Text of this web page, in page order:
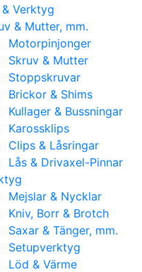
Verktyg
& Mutter, mm.
Motorpinjonger
Skruv & Mutter
Stoppskruvar
Brickor & Shims
Kullager & Bussningar
Karossklips
Clips & Låsringar
Lås & Drivaxel-Pinnar
Mejslar & Nycklar
Kniv, Borr & Brotch
Saxar & Tänger, mm.
Setupverktyg
Löd & Värme